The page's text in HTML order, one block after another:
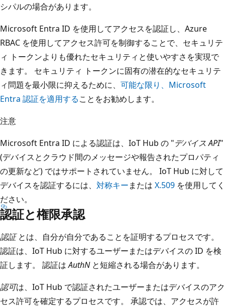
シパルの場合があります。
Microsoft Entra ID を使用してアクセスを認証し、Azure
RBAC を使用してアクセス許可を制御することで、セキュリテ
ィ トークンよりも優れたセキュリティと使いやすさを実現で
きます。 セキュリティ トークンに固有の潜在的なセキュリテ
ィ問題を最小限に抑えるために、 可能な限り、Microsoft
Entra 認証を適用することをお勧めします。
注意
Microsoft Entra ID による認証は、IoT Hub の "デバイス API"
(デバイスとクラウド間のメッセージや報告されたプロパティ
の更新など) ではサポートされていません。 IoT Hub に対して
デバイスを認証するには、 対称キーまたは X.509 を使用してく
ださい。
認証と権限承認
認証とは、自分が自分であることを証明するプロセスです。
認証は、IoT Hub に対するユーザーまたはデバイスの ID を検
証します。 認証はAuthNと短縮される場合があります。
認可は、IoT Hub で認証されたユーザーまたはデバイスのアク
セス許可を確定するプロセスです。 承認では、アクセスが許